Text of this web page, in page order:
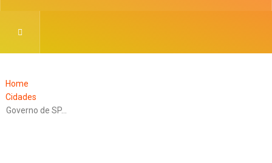
Home
Cidades
Governo de SP…